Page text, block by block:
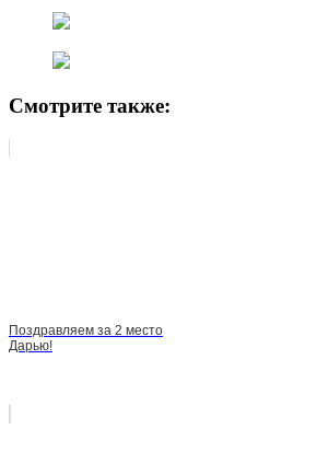
Смотрите также:
Поздравляем за 2 место
Дарью!